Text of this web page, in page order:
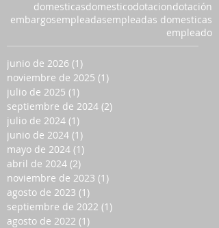
domesticasdomesticodotaciondotación
embargosempleadasempleadas domesticas
empleado
junio de 2026 (1)
noviembre de 2025 (1)
julio de 2025 (1)
septiembre de 2024 (2)
julio de 2024 (1)
junio de 2024 (1)
mayo de 2024 (1)
abril de 2024 (2)
noviembre de 2023 (1)
agosto de 2023 (1)
septiembre de 2022 (1)
agosto de 2022 (1)